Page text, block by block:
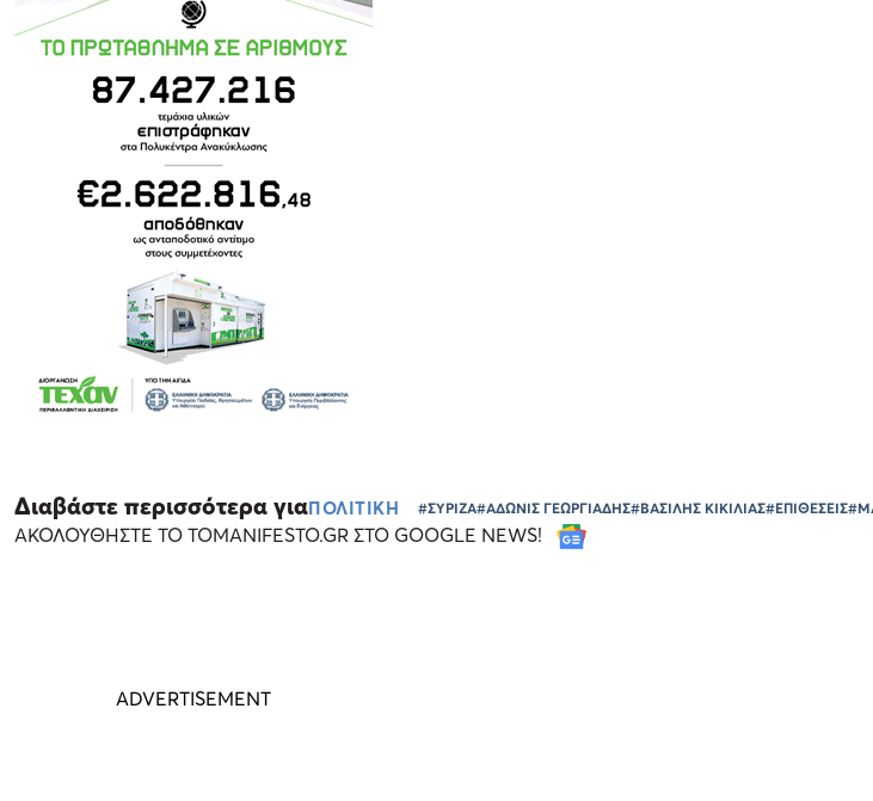
Διαβάστε περισσότερα γιαΠΟΛΙΤΙΚΗ #ΣΥΡΙΖΑ#ΑΔΩΝΙΣ ΓΕΩΡΓΙΑΔΗΣ#ΒΑΣΙΛΗΣ ΚΙΚΙΛΙΑΣ#ΕΠΙΘΕΣΕΙΣ
ΑΚΟΛΟΥΘΗΣΤΕ ΤΟ TOMANIFESTO.GR ΣΤΟ GOOGLE NEWS!